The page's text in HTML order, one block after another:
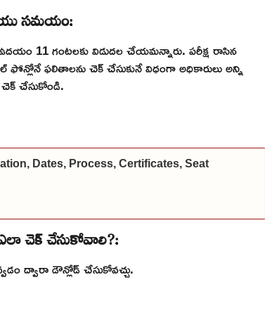
సమయం:
11 గంటలకు విడుదల చేయమన్నారు. పరీక్ష రాసిన
ఫోన్లోనే ఫలితాలను చెక్ చేసుకునే విధంగా అధికారులు అన్ని
చేసుకోండి.
Dates, Process, Certificates, Seat
చెక్ చేసుకోవాలి?:
ద్వారా డౌన్లోడ్ చేసుకోవచ్చు.